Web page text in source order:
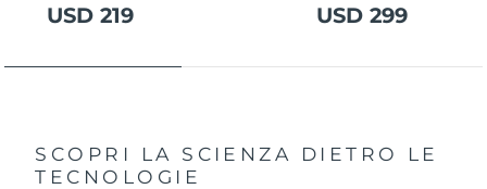
USD 219 USD 299
SCOPRI LA SCIENZA DIETRO LE
TECNOLOGIE